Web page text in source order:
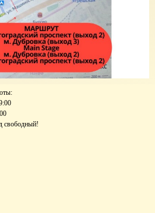
свободный!